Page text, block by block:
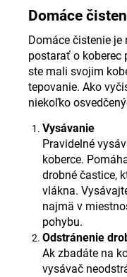
Domáce
Domáce čistenie
postarať o koberec
ste mali svojim
tepovanie. Ako
niekoľko
Vysávanie
Pravidelné
koberce.
drobné častice,
vlákna.
najmä v
pohybu.
Odstránenie
Ak zbadáte na
vysávač